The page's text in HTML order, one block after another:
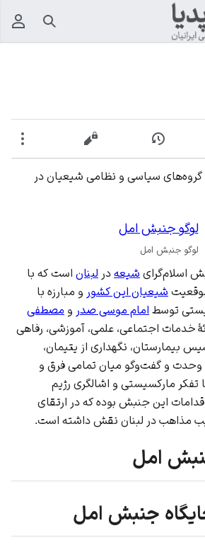
جستجو
نمایش تاریخچهنمایش مبدأ
گروه‌های سیاسی و نظامی شیعیان در
لوگو جنبش امل
لوگو جنبش امل
اسلام‌گرای شیعه در لبنان است که با
شیعیان این کشور و مبارزه با
توسط امام موسی صدر و مصطفی
خدمات اجتماعی، علمی، آموزشی، رفاهی
بیمارستان، نگهداری از یتیمان،
وحدت و گفت‌وگو میان تمامی فرق و
تفکر مارکسیستی و اشالگری رژیم
این جنبش بوده که در ارتقای
مذاهب در لبنان نقش داشته است.
امل
جنبش امل